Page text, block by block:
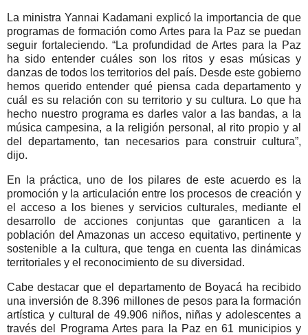
La ministra Yannai Kadamani explicó la importancia de que
programas de formación como Artes para la Paz se puedan
seguir fortaleciendo. “La profundidad de Artes para la Paz
ha sido entender cuáles son los ritos y esas músicas y
danzas de todos los territorios del país. Desde este gobierno
hemos querido entender qué piensa cada departamento y
cuál es su relación con su territorio y su cultura. Lo que ha
hecho nuestro programa es darles valor a las bandas, a la
música campesina, a la religión personal, al rito propio y al
del departamento, tan necesarios para construir cultura”,
dijo.
En la práctica, uno de los pilares de este acuerdo es la
promoción y la articulación entre los procesos de creación y
el acceso a los bienes y servicios culturales, mediante el
desarrollo de acciones conjuntas que garanticen a la
población del Amazonas un acceso equitativo, pertinente y
sostenible a la cultura, que tenga en cuenta las dinámicas
territoriales y el reconocimiento de su diversidad.
Cabe destacar que el departamento de Boyacá ha recibido
una inversión de 8.396 millones de pesos para la formación
artística y cultural de 49.906 niños, niñas y adolescentes a
través del Programa Artes para la Paz en 61 municipios y